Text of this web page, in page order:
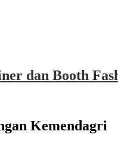
dan Booth
Kemendagri